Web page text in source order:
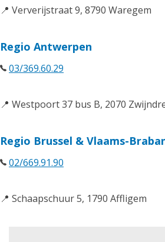
📍 Ververijstraat 9, 8790 Waregem
Regio Antwerpen
03/369.60.29
📍 Westpoort 37 bus B, 2070
Regio Brussel & Vlaams-
02/669.91.90
📍 Schaapschuur 5, 1790 Affligem